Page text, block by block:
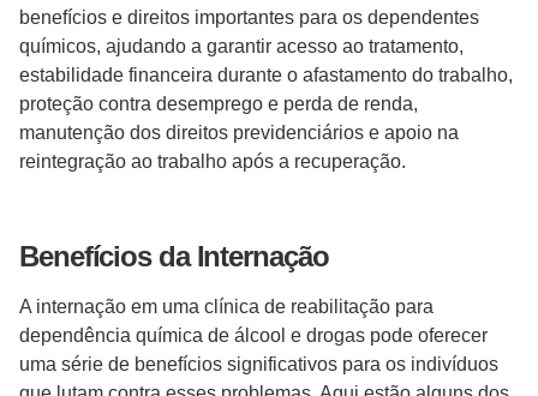
benefícios e direitos importantes para os dependentes
químicos, ajudando a garantir acesso ao tratamento,
estabilidade financeira durante o afastamento do trabalho,
proteção contra desemprego e perda de renda,
manutenção dos direitos previdenciários e apoio na
reintegração ao trabalho após a recuperação.
Benefícios da Internação
A internação em uma clínica de reabilitação para
dependência química de álcool e drogas pode oferecer
uma série de benefícios significativos para os indivíduos